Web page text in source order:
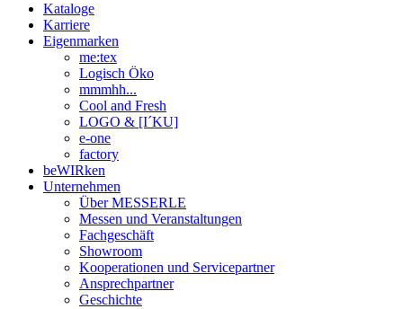
Kataloge
Karriere
Eigenmarken
me:tex
Logisch Öko
mmmhh...
Cool and Fresh
LOGO & [I´KU]
e-one
factory
beWIRken
Unternehmen
Über MESSERLE
Messen und Veranstaltungen
Fachgeschäft
Showroom
Kooperationen und Servicepartner
Ansprechpartner
Geschichte